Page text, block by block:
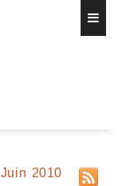
Juin 2010